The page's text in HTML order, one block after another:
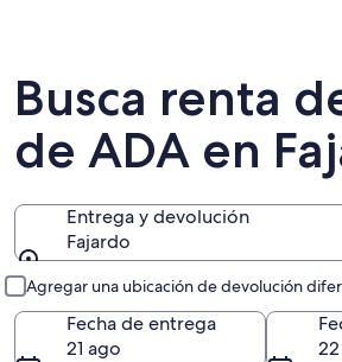
Busca renta
de ADA en
Entrega y devolución
Fajardo
Agregar una ubicación de devolución
Fecha de entrega
21 ago